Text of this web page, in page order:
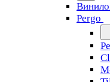
Pergo